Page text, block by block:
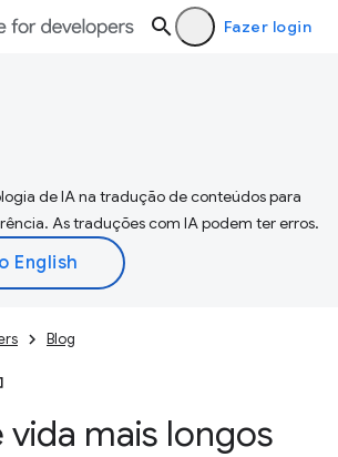
Fazer login
de IA na tradução de conteúdos para
As traduções com IA podem ter erros.
Blog
vida mais longos